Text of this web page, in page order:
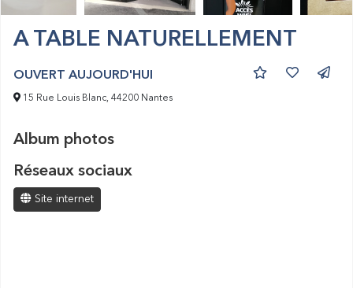
A TABLE NATURELLEMENT
OUVERT AUJOURD'HUI
15 Rue Louis Blanc, 44200 Nantes
Album photos
Réseaux sociaux
Site internet